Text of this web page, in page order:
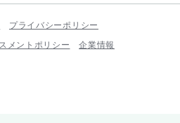
プライバシーポリシー
メントポリシー
企業情報